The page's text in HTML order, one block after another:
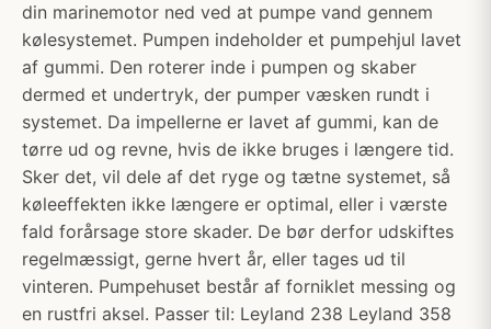
din marinemotor ned ved at pumpe vand gennem
kølesystemet. Pumpen indeholder et pumpehjul lavet
af gummi. Den roterer inde i pumpen og skaber
dermed et undertryk, der pumper væsken rundt i
systemet. Da impellerne er lavet af gummi, kan de
tørre ud og revne, hvis de ikke bruges i længere tid.
Sker det, vil dele af det ryge og tætne systemet, så
køleeffekten ikke længere er optimal, eller i værste
fald forårsage store skader. De bør derfor udskiftes
regelmæssigt, gerne hvert år, eller tages ud til
vinteren. Pumpehuset består af forniklet messing og
en rustfri aksel. Passer til: Leyland 238 Leyland 358